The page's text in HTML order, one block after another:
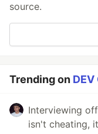
source.
Trending on
Interviewing
isn't cheating,